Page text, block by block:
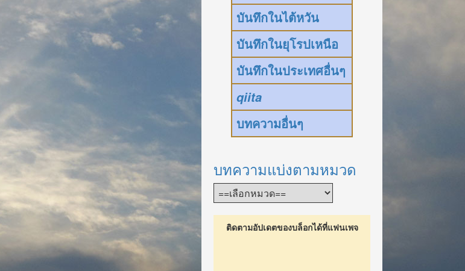
บันทึกในไต้หวัน
บันทึกในยุโรปเหนือ
บันทึกในประเทศอื่นๆ
qiita
บทความอื่นๆ
บทความแบ่งตามหมวด
ติดตามอัปเดตของบล็อกได้ที่แฟนเพจ